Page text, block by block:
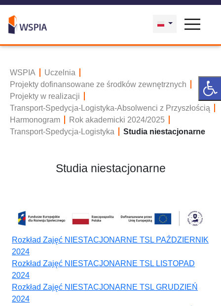
WSPIA
Uczelnia
Projekty dofinansowane ze środków zewnętrznych
Projekty w realizacji
Transport-Spedycja-Logistyka-Absolwenci z Przyszłością
Harmonogram
Rok akademicki 2024/2025
Transport-Spedycja-Logistyka
Studia niestacjonarne
Studia niestacjonarne
Rozkład Zajęć NIESTACJONARNE TSL PAŹDZIERNIK
2024
Rozkład Zajęć NIESTACJONARNE TSL LISTOPAD
2024
Rozkład Zajęć NIESTACJONARNE TSL GRUDZIEŃ
2024